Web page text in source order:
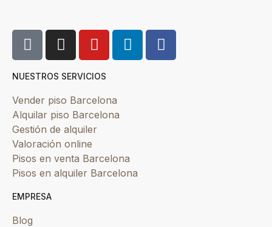
NUESTROS SERVICIOS
Vender piso Barcelona
Alquilar piso Barcelona
Gestión de alquiler
Valoración online
Pisos en venta Barcelona
Pisos en alquiler Barcelona
EMPRESA
Blog